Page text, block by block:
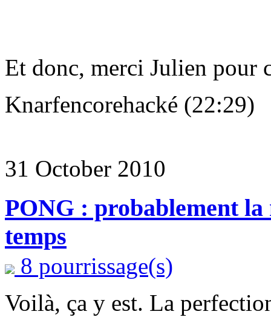
Et donc, merci Julien pour
Knarfencorehacké (22:29)
31 October 2010
PONG : probablement la
temps
8 pourrissage(s)
Voilà, ça y est. La